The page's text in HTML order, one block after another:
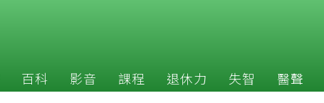
百科 影音 課程 退休力 失智 醫聲